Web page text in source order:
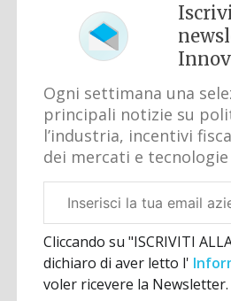
Ogni settimana una
principali notizie su
l’industria, incentivi
dei mercati e
aziendale
Cliccando su "ISCRIVITI
dichiaro di aver letto l'
voler ricevere la Newsletter.